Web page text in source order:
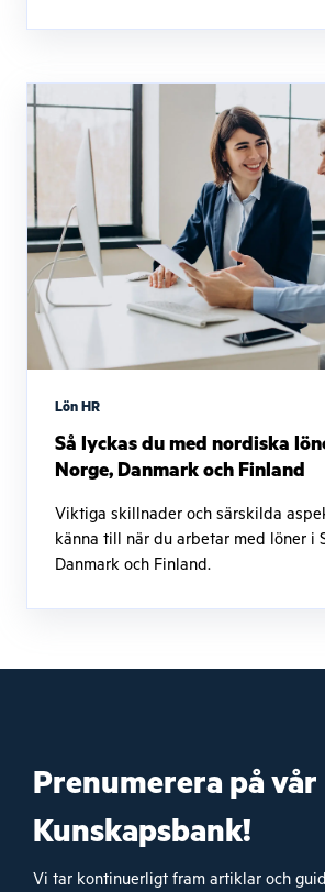
Lön HR
Så lyckas du med nordiska
Norge, Danmark och Finland
Viktiga skillnader och särskilda
känna till när du arbetar med löner i
Danmark och Finland.
Prenumerera på vår
Kunskapsbank!
Vi tar kontinuerligt fram artiklar och